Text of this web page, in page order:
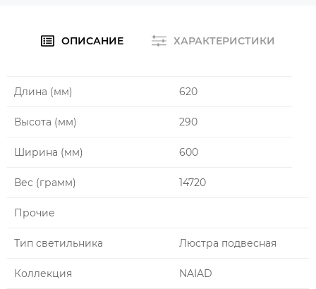
ОПИСАНИЕ ХАРАКТЕРИСТИКИ
Длина (мм) 620
Высота (мм) 290
Ширина (мм) 600
Вес (грамм) 14720
Прочие
Тип cветильника Люстра подвесная
Коллекция NAIAD